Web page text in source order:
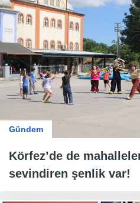
Gündem
Körfez’de de
sevindiren şenlik var!